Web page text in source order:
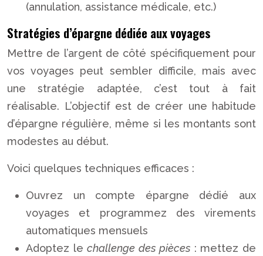
(annulation, assistance médicale, etc.)
Stratégies d’épargne dédiée aux voyages
Mettre de l’argent de côté spécifiquement pour
vos voyages peut sembler difficile, mais avec
une stratégie adaptée, c’est tout à fait
réalisable. L’objectif est de créer une habitude
d’épargne régulière, même si les montants sont
modestes au début.
Voici quelques techniques efficaces :
Ouvrez un compte épargne dédié aux
voyages et programmez des virements
automatiques mensuels
Adoptez lechallenge des pièces : mettez de